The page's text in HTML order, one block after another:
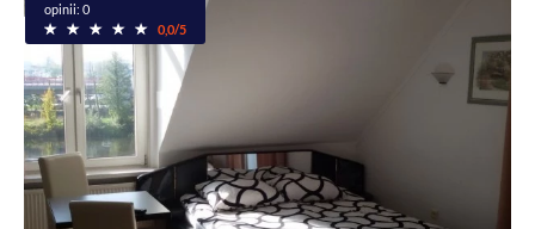
opinii: 0
0,0/5